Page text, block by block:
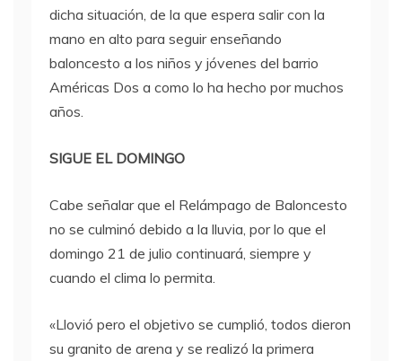
dicha situación, de la que espera salir con la
mano en alto para seguir enseñando
baloncesto a los niños y jóvenes del barrio
Américas Dos a como lo ha hecho por muchos
años.
SIGUE EL DOMINGO
Cabe señalar que el Relámpago de Baloncesto
no se culminó debido a la lluvia, por lo que el
domingo 21 de julio continuará, siempre y
cuando el clima lo permita.
«Llovió pero el objetivo se cumplió, todos dieron
su granito de arena y se realizó la primera